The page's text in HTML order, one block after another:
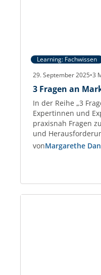
Learning: Fachwissen
29. September 2025•3
3 Fragen an
In der Reihe „3
Expertinnen und
praxisnah Fragen
und
taskforce –
PropTechs. Zuvor
Management, u. a.
vonMargarethe